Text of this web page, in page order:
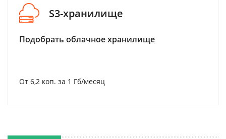
S3-хранилище
Подобрать облачное хранилище
От 6,2 коп. за 1 Гб/месяц